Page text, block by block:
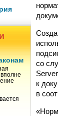
со
к
в